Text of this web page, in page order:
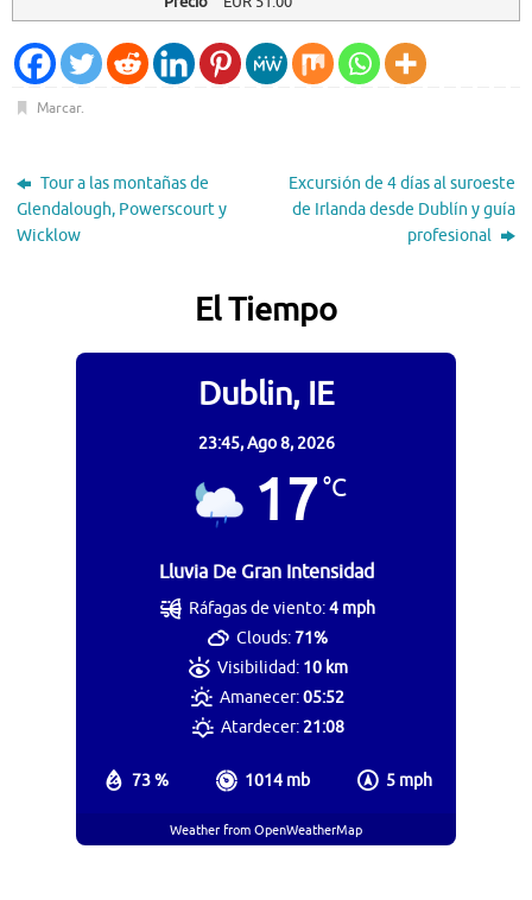
Marcar.
Tour a las montañas de
Glendalough, Powerscourt y
Wicklow
Excursión de 4 días al suroeste
de Irlanda desde Dublín y guía
profesional
El Tiempo
Dublin, IE
23:45,Ago 8, 2026
17°C
Lluvia De Gran Intensidad
73 % 1014 mb 5 mph
Ráfagas de viento:4 mph
Clouds:71%
Visibilidad: 10 km
Amanecer:05:52
Atardecer:21:08
Weather from OpenWeatherMap